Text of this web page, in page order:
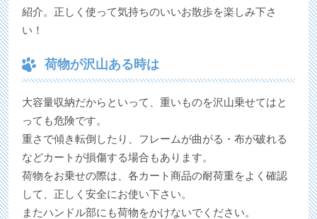
紹介。正しく使って気持ちのいいお散歩を楽しみ下さ
い！
荷物が沢山ある時は
大容量収納だからといって、重いものを沢山乗せてはと
っても危険です。
重さで傾き転倒したり、フレームが曲がる・布が破れる
などカートが損傷する場合もあります。
荷物をお乗せの際は、各カート商品の耐荷重をよく確認
して、正しく安全にお使い下さい。
またハンドル部にも荷物をかけないでください。